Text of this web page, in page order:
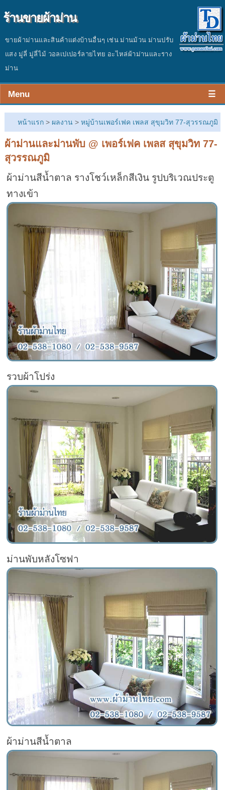
ร้านขายผ้าม่าน
ขายผ้าม่านและสินค้าแต่งบ้านอื่นๆ เช่น ม่านม้วน ม่านปรับ
แสง มู่ลี่ มู่ลี่ไม้ วอลเปเปอร์ลายไทย อะไหล่ผ้าม่านและราง
ม่าน
Menu ☰
หน้าร้าน
สินค้า
ผลงาน
ประเมินราคา
ติดต่อร้าน
หน้าแรก > ผลงาน >หมู่บ้านเพอร์เฟค เพลส สุขุมวิท 77-สุวรรณภูมิ
ผ้าม่านและม่านพับ @ เพอร์เฟค เพลส สุขุมวิท 77-
สุวรรณภูมิ
ผ้าม่านสีน้ำตาล รางโชว์เหล็กสีเงิน รูปบริเวณประตู
ทางเข้า
รวบผ้าโปร่ง
ม่านพับหลังโซฟา
ผ้าม่านสีน้ำตาล